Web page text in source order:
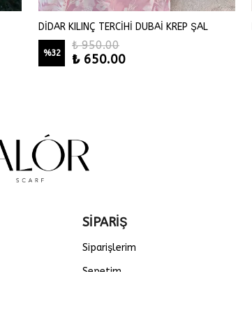
DİDAR KILINÇ TERCİHİ DUBAİ KREP ŞAL
%32
₺ 950.00
₺ 650.00
SİPARİŞ
Siparişlerim
Sepetim